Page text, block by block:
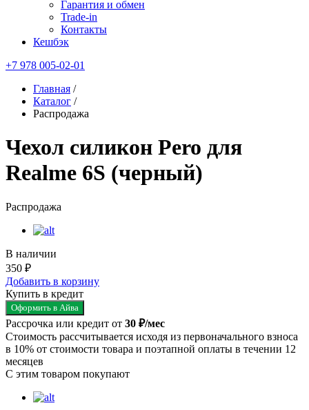
Гарантия и обмен
Trade-in
Контакты
Кешбэк
+7 978 005-02-01
Главная /
Каталог /
Распродажа
Чехол силикон Pero для
Realme 6S (черный)
Распродажа
В наличии
350 ₽
Добавить в корзину
Купить в кредит
Оформить в Айва
Рассрочка или кредит от 30 ₽/мес
Стоимость рассчитывается исходя из первоначального взноса
в 10% от стоимости товара и поэтапной оплаты в течении 12
месяцев
С этим товаром покупают